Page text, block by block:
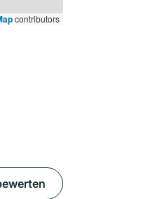
contributors